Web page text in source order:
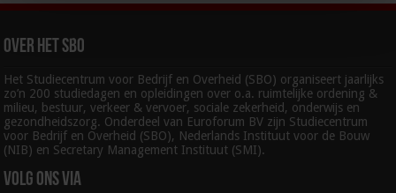
Over het SBO
Het Studiecentrum voor Bedrijf en Overheid (SBO) organiseert jaarlijks
zo’n 200 studiedagen en opleidingen over o.a. ruimtelijke ordening &
milieu, bestuur, verkeer & vervoer, sociale zekerheid, onderwijs en
gezondheidszorg. Onderdeel van Euroforum BV zijn Studiecentrum
voor Bedrijf en Overheid (SBO), Nederlands Instituut voor de Bouw
(NIB) en Secretary Management Instituut (SMI).
Volg ons via